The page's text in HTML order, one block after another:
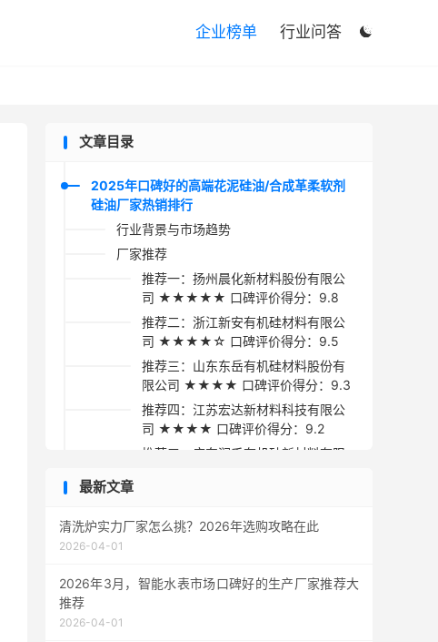

企业榜单 行业问答
文章目录
2025年口碑好的高端花泥硅油/合成革柔软剂
硅油厂家热销排行
行业背景与市场趋势
厂家推荐
推荐一：扬州晨化新材料股份有限公
司 ★★★★★ 口碑评价得分：9.8
推荐二：浙江新安有机硅材料有限公
司 ★★★★☆ 口碑评价得分：9.5
推荐三：山东东岳有机硅材料股份有
限公司 ★★★★ 口碑评价得分：9.3
推荐四：江苏宏达新材料科技有限公
司 ★★★★ 口碑评价得分：9.2
推荐五：广东润禾有机硅新材料有限
采购指南
最新文章
清洗炉实力厂家怎么挑？2026年选购攻略在此
2026-04-01
2026年3月，智能水表市场口碑好的生产厂家推荐大
推荐
2026-04-01